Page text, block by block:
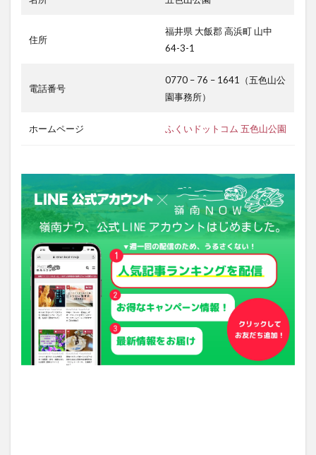
住所
福井県 大飯郡 高浜町 山中
64-3-1
電話番号
0770 – 76 – 1641（五色山公
園事務所）
ホームページ ふくいドットコム 五色山公園